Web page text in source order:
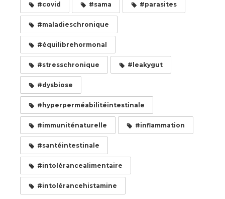
#covid #sama #parasites
#maladieschronique
#équilibrehormonal
#stresschronique #leakygut
#dysbiose
#hyperperméabilitéintestinale
#immuniténaturelle #inflammation
#santéintestinale
#intolérancealimentaire
#intolérancehistamine